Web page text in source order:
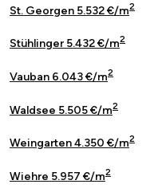
St. Georgen 5.532 €/m2
Stühlinger 5.432 €/m2
Vauban 6.043 €/m2
Waldsee 5.505 €/m2
Weingarten 4.350 €/m2
Wiehre 5.957 €/m2